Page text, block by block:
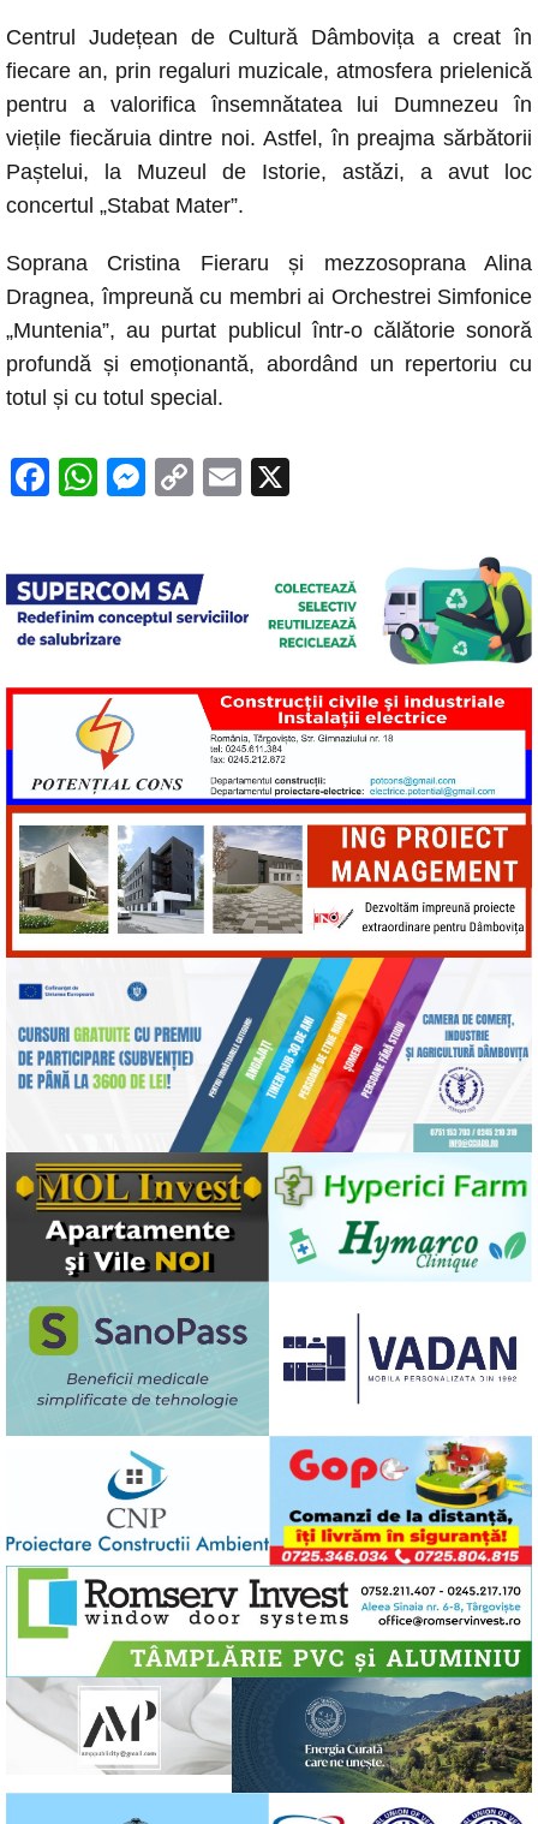
c
e
b
o
o
at
s
A
p
p
ss
e
n
g
er
p
y
Li
n
k
ail
Centrul Județean de Cultură Dâmbovița a creat în
fiecare an, prin regaluri muzicale, atmosfera prielenică
pentru a valorifica însemnătatea lui Dumnezeu în
viețile fiecăruia dintre noi. Astfel, în preajma sărbătorii
Paștelui, la Muzeul de Istorie, astăzi, a avut loc
concertul „Stabat Mater”.
Soprana Cristina Fieraru și mezzosoprana Alina
Dragnea, împreună cu membri ai Orchestrei Simfonice
„Muntenia”, au purtat publicul într-o călătorie sonoră
profundă și emoționantă, abordând un repertoriu cu
totul și cu totul special.
F
e
b
o
W
s
A
p
M
e
n
er
C
y
Li
k
E